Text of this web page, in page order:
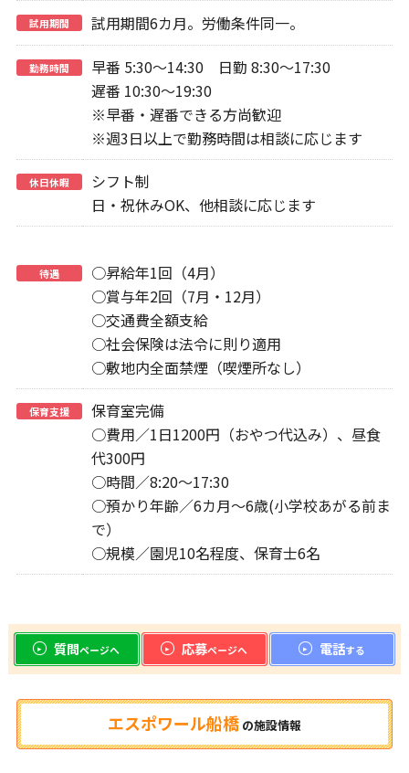
試用期間 試用期間6カ月。労働条件同一。
勤務時間
早番 5:30～14:30 日勤 8:30～17:30
遅番 10:30～19:30
※早番・遅番できる方尚歓迎
※週3日以上で勤務時間は相談に応じます
休日休暇
シフト制
日・祝休みOK、他相談に応じます
待遇
○昇給年1回（4月）
○賞与年2回（7月・12月）
○交通費全額支給
○社会保険は法令に則り適用
○敷地内全面禁煙（喫煙所なし）
保育支援
保育室完備
○費用／1日1200円（おやつ代込み）、昼食
代300円
○時間／8:20～17:30
○預かり年齢／6カ月～6歳(小学校あがる前ま
で）
○規模／園児10名程度、保育士6名
質問ページへ 応募ページへ 電話する
エスポワール船橋 の施設情報